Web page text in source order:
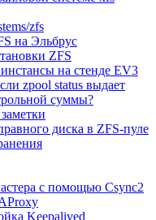
zfs
на Эльбрус
ZFS
на стенде EV3
zpool status выдает
суммы?
диска в ZFS-пуле
с помощью Csync2
Keepalived